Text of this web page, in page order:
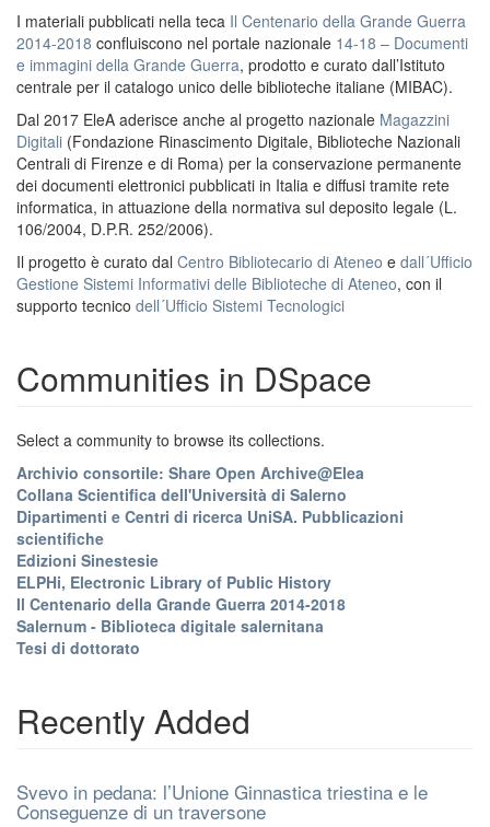
I materiali pubblicati nella teca Il Centenario della Grande Guerra
2014-2018 confluiscono nel portale nazionale 14-18 – Documenti
e immagini della Grande Guerra, prodotto e curato dall’Istituto
centrale per il catalogo unico delle biblioteche italiane (MIBAC).
Dal 2017 EleA aderisce anche al progetto nazionale Magazzini
Digitali (Fondazione Rinascimento Digitale, Biblioteche Nazionali
Centrali di Firenze e di Roma) per la conservazione permanente
dei documenti elettronici pubblicati in Italia e diffusi tramite rete
informatica, in attuazione della normativa sul deposito legale (L.
106/2004, D.P.R. 252/2006).
Il progetto è curato dal Centro Bibliotecario di Ateneo e dall´Ufficio
Gestione Sistemi Informativi delle Biblioteche di Ateneo, con il
supporto tecnico dell´Ufficio Sistemi Tecnologici
Communities in DSpace
Select a community to browse its collections.
Archivio consortile: Share Open Archive@Elea
Collana Scientifica dell'Università di Salerno
Dipartimenti e Centri di ricerca UniSA. Pubblicazioni
scientifiche
Edizioni Sinestesie
ELPHi, Electronic Library of Public History
Il Centenario della Grande Guerra 2014-2018
Salernum - Biblioteca digitale salernitana
Tesi di dottorato
Recently Added
Svevo in pedana: l’Unione Ginnastica triestina e le
Conseguenze di un traversone